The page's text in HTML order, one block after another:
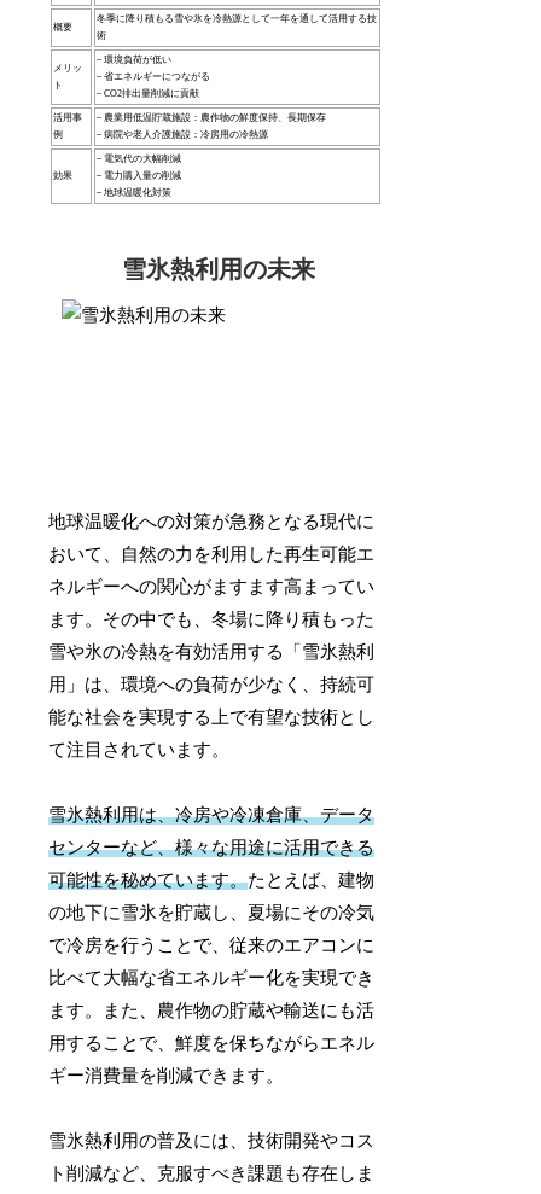
概要
冬季に降り積もる雪や氷を冷熱源として一年を通して活用する技
術
メリッ
ト
– 環境負荷が低い
– 省エネルギーにつながる
– CO2排出量削減に貢献
活用事
例
– 農業用低温貯蔵施設：農作物の鮮度保持、長期保存
– 病院や老人介護施設：冷房用の冷熱源
効果
– 電気代の大幅削減
– 電力購入量の削減
– 地球温暖化対策
雪氷熱利用の未来
地球温暖化への対策が急務となる現代に
おいて、自然の力を利用した再生可能エ
ネルギーへの関心がますます高まってい
ます。その中でも、冬場に降り積もった
雪や氷の冷熱を有効活用する「雪氷熱利
用」は、環境への負荷が少なく、持続可
能な社会を実現する上で有望な技術とし
て注目されています。
雪氷熱利用は、冷房や冷凍倉庫、データ
センターなど、様々な用途に活用できる
可能性を秘めています。たとえば、建物
の地下に雪氷を貯蔵し、夏場にその冷気
で冷房を行うことで、従来のエアコンに
比べて大幅な省エネルギー化を実現でき
ます。また、農作物の貯蔵や輸送にも活
用することで、鮮度を保ちながらエネル
ギー消費量を削減できます。
雪氷熱利用の普及には、技術開発やコス
ト削減など、克服すべき課題も存在しま